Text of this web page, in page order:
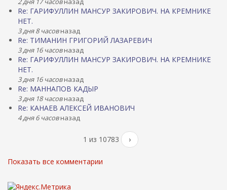
Re: ГАРИФУЛЛИН МАНСУР ЗАКИРОВИЧ. НА КРЕМНИКЕ
НЕТ.
3 дня 8 часовназад
Re: ТИМАНИН ГРИГОРИЙ ЛАЗАРЕВИЧ
3 дня 16 часовназад
Re: ГАРИФУЛЛИН МАНСУР ЗАКИРОВИЧ. НА КРЕМНИКЕ
НЕТ.
3 дня 16 часовназад
Re: МАННАПОВ КАДЫР
3 дня 18 часовназад
Re: КАНАЕВ АЛЕКСЕЙ ИВАНОВИЧ
4 дня 6 часовназад
1 из 10783 ›
Показать все комментарии